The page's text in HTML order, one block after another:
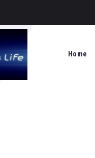
Home